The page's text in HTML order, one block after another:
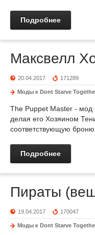
Подробнее
Максвелл
20.04.2017 171289
Моды к Dont Starve
The Puppet Master - мод
делая его Хозяином
соответствующую броню
Подробнее
Пираты
19.04.2017 170047
Моды к Dont Starve